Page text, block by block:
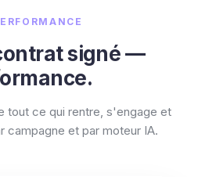
signé —
tout ce qui rentre, s'engage et
campagne et par moteur IA.